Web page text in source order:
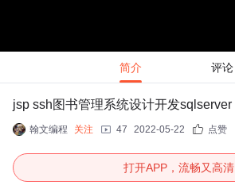
简介 评论
jsp ssh图书管理系统设计开发sqlserver
翰文编程 关注 47 2022-05-22 点赞
打开APP，流畅又高清